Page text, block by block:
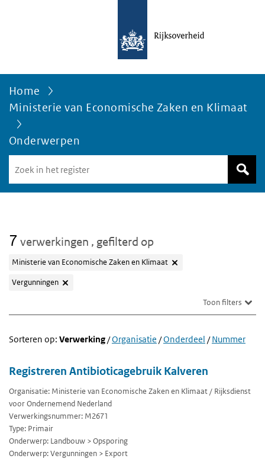
Home
Ministerie van Economische Zaken en Klimaat
Onderwerpen
in
het
7 verwerkingen , gefilterd op
Ministerie van Economische Zaken en Klimaat
Vergunningen
Toon filters
Sorteren op: Verwerking/Organisatie /Onderdeel /Nummer
Registreren Antibioticagebruik Kalveren
Organisatie: Ministerie van Economische Zaken en Klimaat / Rijksdienst
voor Ondernemend Nederland
Verwerkingsnummer: M2671
Type: Primair
Onderwerp: Landbouw > Opsporing
Onderwerp: Vergunningen > Export